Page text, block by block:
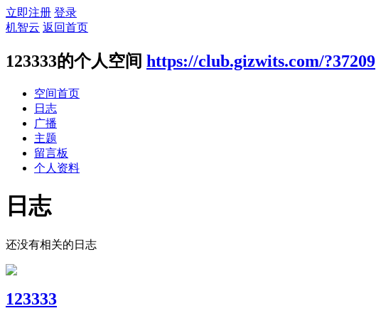
立即注册 登录
机智云 返回首页
123333的个人空间 https://club.gizwits.com/?37209
空间首页
日志
广播
主题
留言板
个人资料
日志
还没有相关的日志
123333